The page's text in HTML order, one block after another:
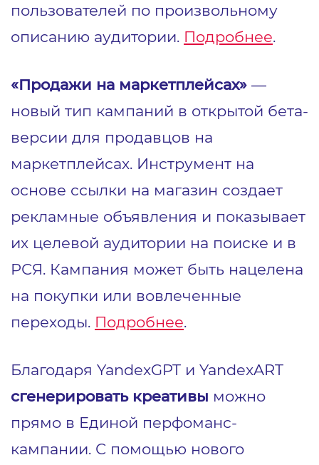
пользователей по произвольному
описанию аудитории. Подробнее.
«Продажи на маркетплейсах» —
новый тип кампаний в открытой бета-
версии для продавцов на
маркетплейсах. Инструмент на
основе ссылки на магазин создает
рекламные объявления и показывает
их целевой аудитории на поиске и в
РСЯ. Кампания может быть нацелена
на покупки или вовлеченные
переходы. Подробнее.
Благодаря YandexGPT и YandexART
сгенерировать креативы можно
прямо в Единой перфоманс-
кампании. С помощью нового